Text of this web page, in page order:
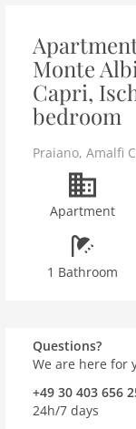
Monte
Capri,
bedroom
Praiano, Amalfi
Apartment
1 Bathroom
Questions?
We are here for
+49 30 403 656
24h/7 days